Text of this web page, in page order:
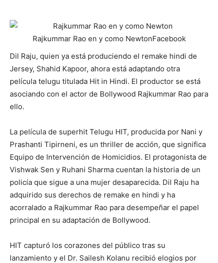
Rajkummar Rao en y como NewtonFacebook
Dil Raju, quien ya está produciendo el remake hindi de
Jersey, Shahid Kapoor, ahora está adaptando otra
película telugu titulada Hit in Hindi. El productor se está
asociando con el actor de Bollywood Rajkummar Rao para
ello.
La película de superhit Telugu HIT, producida por Nani y
Prashanti Tipirneni, es un thriller de acción, que significa
Equipo de Intervención de Homicidios. El protagonista de
Vishwak Sen y Ruhani Sharma cuentan la historia de un
policía que sigue a una mujer desaparecida. Dil Raju ha
adquirido sus derechos de remake en hindi y ha
acorralado a Rajkummar Rao para desempeñar el papel
principal en su adaptación de Bollywood.
HIT capturó los corazones del público tras su
lanzamiento y el Dr. Sailesh Kolanu recibió elogios por